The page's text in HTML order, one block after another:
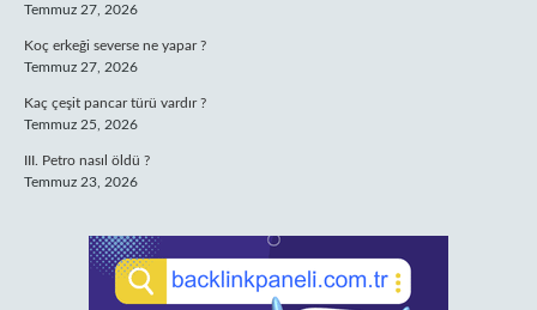
Temmuz 27, 2026
Koç erkeği severse ne yapar ?
Temmuz 27, 2026
Kaç çeşit pancar türü vardır ?
Temmuz 25, 2026
III. Petro nasıl öldü ?
Temmuz 23, 2026